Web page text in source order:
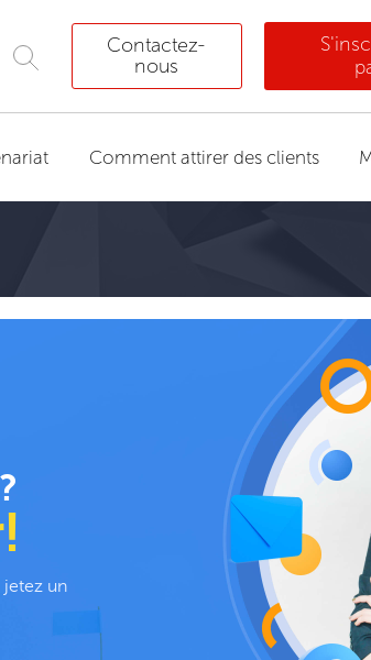
Contactez-
nous
Comment attirer des clients
jetez un